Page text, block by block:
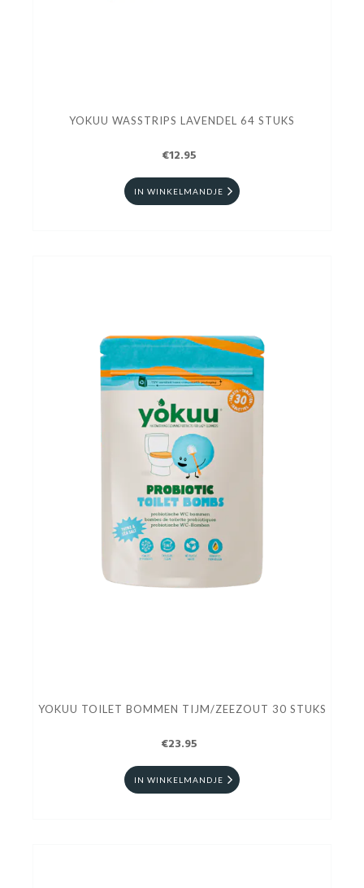
YOKUU WASSTRIPS LAVENDEL 64 STUKS
€12.95
IN WINKELMANDJE
YOKUU TOILET BOMMEN TIJM/ZEEZOUT 30 STUKS
€23.95
IN WINKELMANDJE